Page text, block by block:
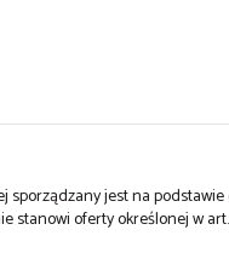
sporządzany jest na
stanowi oferty określonej w